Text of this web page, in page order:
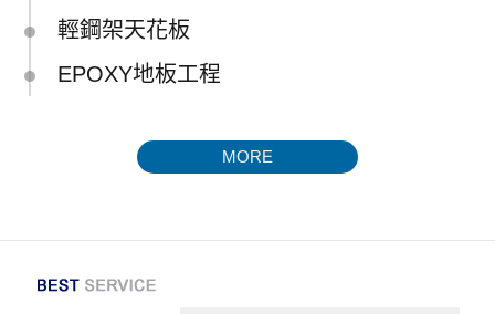
輕鋼架天花板
EPOXY地板工程
MORE